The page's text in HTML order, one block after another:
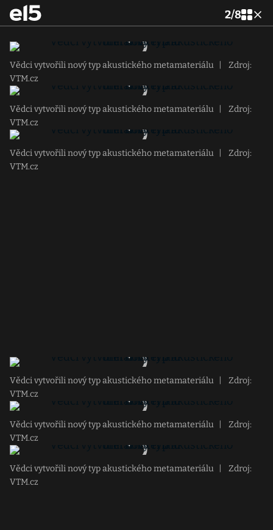
2/8
Vědci vytvořili nový typ akustického metamateriálu
Zdroj:
VTM.cz
Vědci vytvořili nový typ akustického metamateriálu
Zdroj:
VTM.cz
Vědci vytvořili nový typ akustického metamateriálu
Zdroj:
VTM.cz
Vědci vytvořili nový typ akustického metamateriálu
Zdroj:
VTM.cz
Vědci vytvořili nový typ akustického metamateriálu
Zdroj:
VTM.cz
Vědci vytvořili nový typ akustického metamateriálu
Zdroj:
VTM.cz